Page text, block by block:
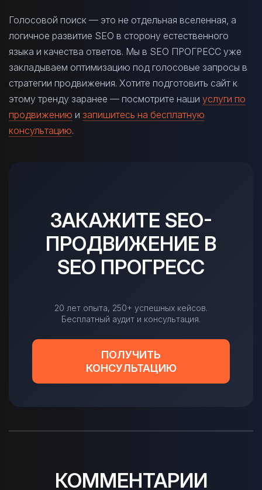
Голосовой поиск — это не отдельная вселенная, а
логичное развитие SEO в сторону естественного
языка и качества ответов. Мы в SEO ПРОГРЕСС уже
закладываем оптимизацию под голосовые запросы в
стратегии продвижения. Хотите подготовить сайт к
этому тренду заранее — посмотрите наши услуги по
продвижению и запишитесь на бесплатную
консультацию.
ЗАКАЖИТЕ SEO-
ПРОДВИЖЕНИЕ В
SEO ПРОГРЕСС
20 лет опыта, 250+ успешных кейсов.
Бесплатный аудит и консультация.
ПОЛУЧИТЬ
КОНСУЛЬТАЦИЮ
КОММЕНТАРИИ